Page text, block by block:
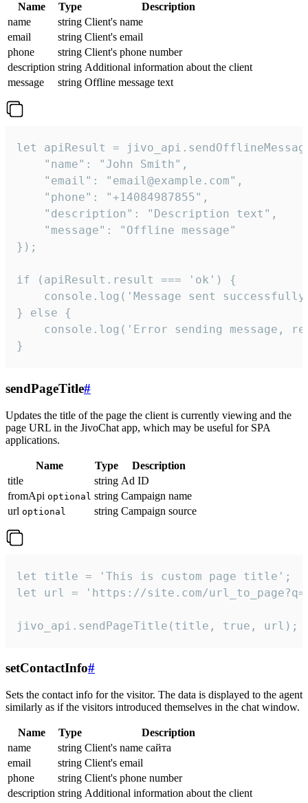
Name Type
Description
name
string Client's name
email
string Client's email
phone
string Client's phone number
description string Additional information about the client
message
string Offline message text
let apiResult =
    "name": "John Smith",
    "email": "email@example.com",
    "phone": "+14084987855",
    "description": "Description text",
    "message": "Offline message"
});
if (apiResult.result === 'ok') {
console.log('Message sent
} else {
console.log('Error sending message,
}
sendPageTitle#
Updates the title of the page the client is currently viewing and the
page URL in the JivoChat app, which may be useful for SPA
applications.
Name Type
Description
title
string Ad ID
fromApi optional string Campaign name
url optional string Campaign source
let title = 'This is custom page title';
let url = 'https://site.com/
jivo_api.sendPageTitle(title, true, url);
setContactInfo#
Sets the contact info for the visitor. The data is displayed to the agent
similarly as if the visitors introduced themselves in the chat window.
Name Type
Description
name
string Client's name сайта
email
string Client's email
phone
string Client's phone number
description string Additional information about the client